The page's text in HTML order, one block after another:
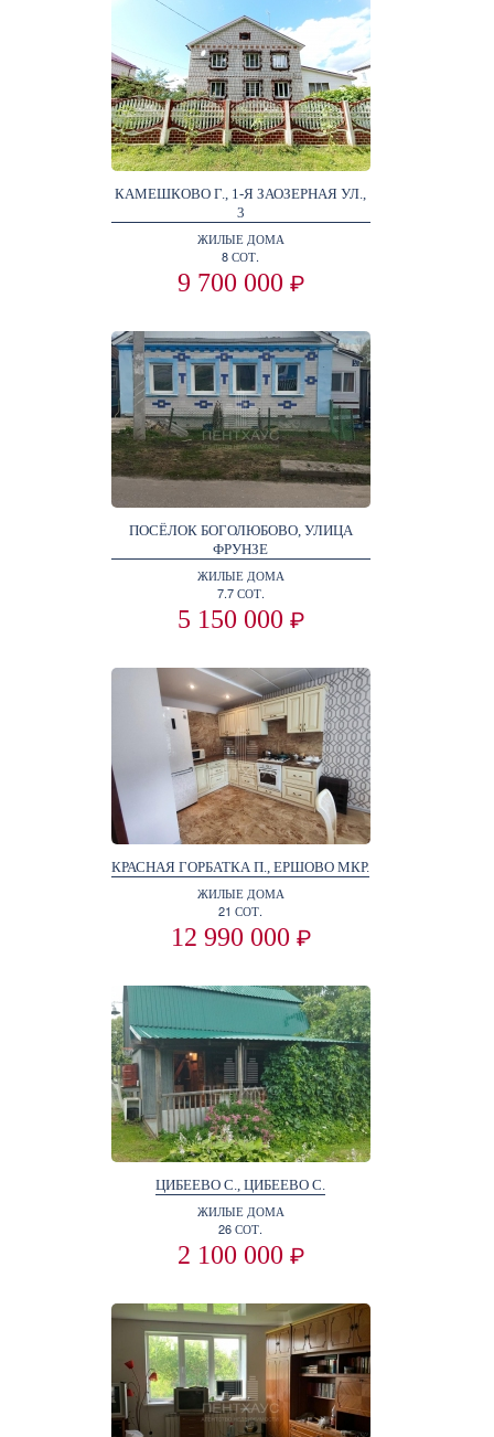
КАМЕШКОВО Г., 1-Я ЗАОЗЕРНАЯ УЛ.,
3
ЖИЛЫЕ ДОМА
8 СОТ.
9 700 000 ₽
ПОСЁЛОК БОГОЛЮБОВО, УЛИЦА
ФРУНЗЕ
ЖИЛЫЕ ДОМА
7.7 СОТ.
5 150 000 ₽
КРАСНАЯ ГОРБАТКА П., ЕРШОВО МКР.
ЖИЛЫЕ ДОМА
21 СОТ.
12 990 000 ₽
ЦИБЕЕВО С., ЦИБЕЕВО С.
ЖИЛЫЕ ДОМА
26 СОТ.
2 100 000 ₽